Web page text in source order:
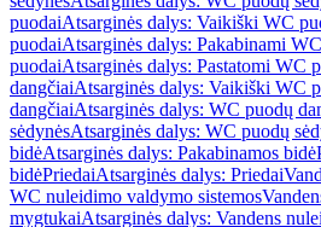
puodaiAtsarginės dalys: Vaikiški WC
puodaiAtsarginės dalys: Pakabinami
puodaiAtsarginės dalys: Pastatomi WC
dangčiaiAtsarginės dalys: Vaikiški WC
dangčiaiAtsarginės dalys: WC puodų
sėdynėsAtsarginės dalys: WC puodų
bidėAtsarginės dalys: Pakabinamos bidė
bidėPriedaiAtsarginės dalys: Priedai
WC nuleidimo valdymo sistemos
mygtukaiAtsarginės dalys: Vandens